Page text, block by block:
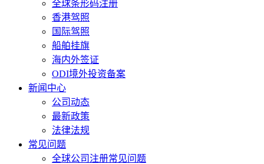
全球条形码注册
香港驾照
国际驾照
船舶挂旗
海内外签证
ODI境外投资备案
新闻中心
公司动态
最新政策
法律法规
常见问题
全球公司注册常见问题